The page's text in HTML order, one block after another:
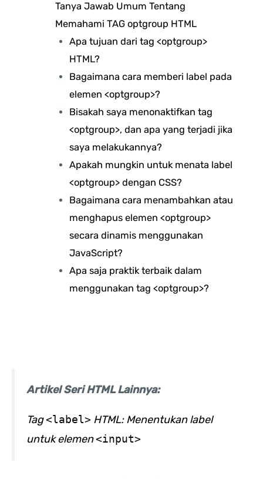
Tanya Jawab Umum Tentang
Memahami TAG optgroup HTML
Apa tujuan dari tag <optgroup>
HTML?
Bagaimana cara memberi label pada
elemen <optgroup>?
Bisakah saya menonaktifkan tag
<optgroup>, dan apa yang terjadi jika
saya melakukannya?
Apakah mungkin untuk menata label
<optgroup> dengan CSS?
Bagaimana cara menambahkan atau
menghapus elemen <optgroup>
secara dinamis menggunakan
JavaScript?
Apa saja praktik terbaik dalam
menggunakan tag <optgroup>?
Artikel Seri HTML Lainnya:
Tag<label> HTML: Menentukan label
untuk elemen<input>